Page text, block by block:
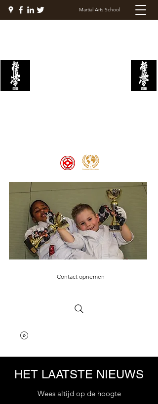
Martial Arts School
Contact opnemen
HET LAATSTE NIEUWS
Wees altijd op de hoogte